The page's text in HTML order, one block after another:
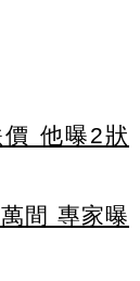
他曝2狀
間 專家曝